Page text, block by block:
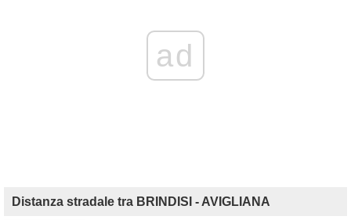
ad
Distanza stradale tra BRINDISI - AVIGLIANA